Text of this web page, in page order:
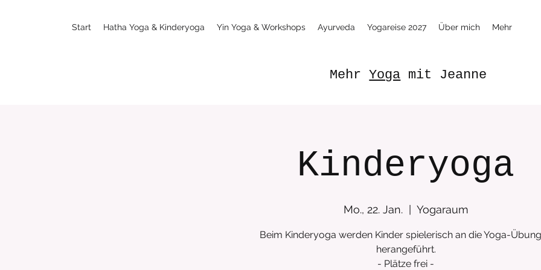
Start Hatha Yoga & Kinderyoga Yin Yoga & Workshops Ayurveda Yogareise 2027 Über mich Mehr
MehrYoga mit Jeanne
Kinderyoga
Mo., 22. Jan.
  |
Yogaraum
Beim Kinderyoga werden Kinder spielerisch an die Yoga-
herangeführt.
- Plätze frei -